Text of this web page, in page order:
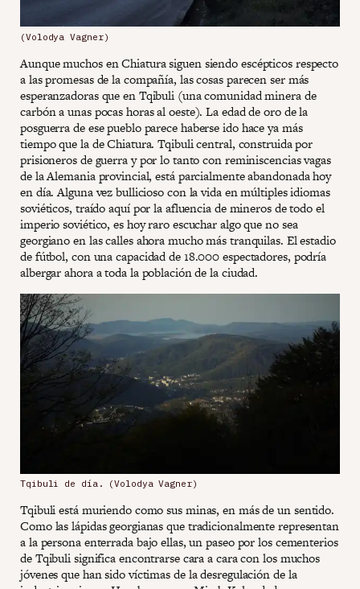
(Volodya Vagner)
Aunque muchos en Chiatura siguen siendo escépticos respecto
a las promesas de la compañía, las cosas parecen ser más
esperanzadoras que en Tqibuli (una comunidad minera de
carbón a unas pocas horas al oeste). La edad de oro de la
posguerra de ese pueblo parece haberse ido hace ya más
tiempo que la de Chiatura. Tqibuli central, construida por
prisioneros de guerra y por lo tanto con reminiscencias vagas
de la Alemania provincial, está parcialmente abandonada hoy
en día. Alguna vez bullicioso con la vida en múltiples idiomas
soviéticos, traído aquí por la afluencia de mineros de todo el
imperio soviético, es hoy raro escuchar algo que no sea
georgiano en las calles ahora mucho más tranquilas. El estadio
de fútbol, con una capacidad de 18.000 espectadores, podría
albergar ahora a toda la población de la ciudad.
Tqibuli de día. (Volodya Vagner)
Tqibuli está muriendo como sus minas, en más de un sentido.
Como las lápidas georgianas que tradicionalmente representan
a la persona enterrada bajo ellas, un paseo por los cementerios
de Tqibuli significa encontrarse cara a cara con los muchos
jóvenes que han sido víctimas de la desregulación de la